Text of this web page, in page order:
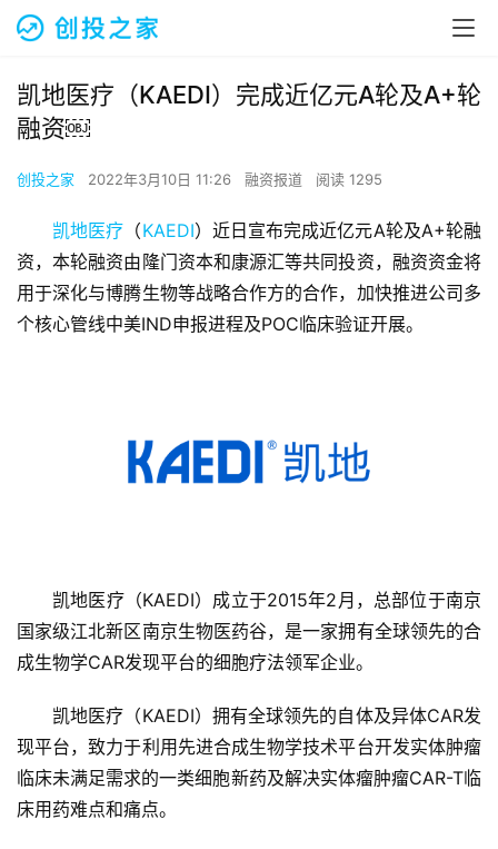
首
融
资
报
道
凯地医疗（KAEDI）完成近亿元A轮及A+轮
融资￼
创投之家 2022年3月10日 11:26 融资报道 阅读 1295
凯地医疗 （KAEDI）近日宣布完成近亿元A轮及A+轮融
资，本轮融资由隆门资本和康源汇等共同投资，融资资金将
用于深化与博腾生物等战略合作方的合作，加快推进公司多
个核心管线中美IND申报进程及POC临床验证开展。
凯地医疗（KAEDI）成立于2015年2月，总部位于南京
国家级江北新区南京生物医药谷，是一家拥有全球领先的合
成生物学CAR发现平台的细胞疗法领军企业。
凯地医疗（KAEDI）拥有全球领先的自体及异体CAR发
现平台，致力于利用先进合成生物学技术平台开发实体肿瘤
临床未满足需求的一类细胞新药及解决实体瘤肿瘤CAR-T临
床用药难点和痛点。